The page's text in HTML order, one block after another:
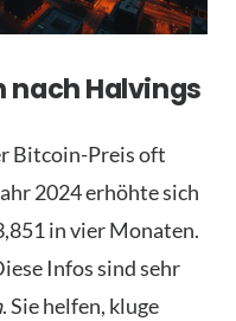
nach Halvings
Bitcoin-Preis oft
2024 erhöhte sich
in vier Monaten.
Infos sind sehr
. Sie helfen, kluge